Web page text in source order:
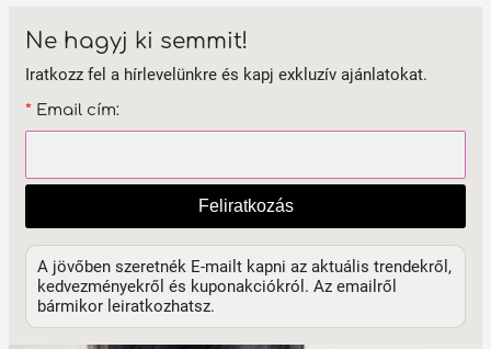
Ne hagyj ki semmit!
Iratkozz fel a hírlevelünkre és kapj exkluzív ajánlatokat.
* Email cím:
Feliratkozás
A jövőben szeretnék E-mailt kapni az aktuális trendekről,
kedvezményekről és kuponakciókról. Az emailről
bármikor leiratkozhatsz.